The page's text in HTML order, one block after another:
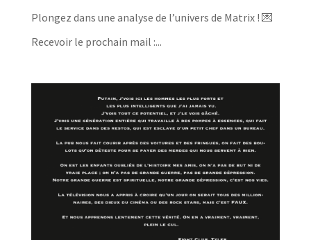
Plongez dans une analyse de l’univers de Matrix ! 💌
Recevoir le prochain mail :...